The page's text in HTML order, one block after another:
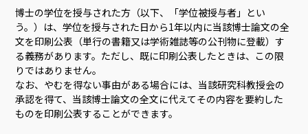
博士の学位を授与された方（以下、「学位被授与者」とい
う。）は、学位を授与された日から1年以内に当該博士論文の全
文を印刷公表（単行の書籍又は学術雑誌等の公刊物に登載）す
る義務があります。ただし、既に印刷公表したときは、この限
りではありません。
なお、やむを得ない事由がある場合には、当該研究科教授会の
承認を得て、当該博士論文の全文に代えてその内容を要約した
ものを印刷公表することができます。